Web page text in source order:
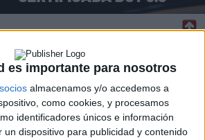
es importante para nosotros
socios almacenamos y/o accedemos a
como cookies, y procesamos
identificadores únicos e información
un dispositivo para publicidad y contenido